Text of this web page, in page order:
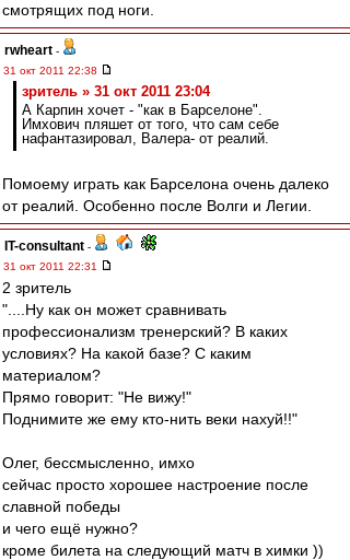
смотрящих под ноги.
rwheart -
31 окт 2011 22:38
зpитель » 31 окт 2011 23:04
А Карпин хочет - "как в Барселоне".
Имхович пляшет от того, что сам себе
нафантазировал, Валера- от реалий.
Помоему играть как Барселона очень далеко
от реалий. Особенно после Волги и Легии.
IT-consultant -
31 окт 2011 22:31
2 зpитель
"....Ну как он может сравнивать
профессионализм тренерский? В каких
условиях? На какой базе? С каким
материалом?
Прямо говорит: "Не вижу!"
Поднимите же ему кто-нить веки нахуй!!"
Олег, бессмысленно, имхо
сейчас просто хорошее настроение после
славной победы
и чего ещё нужно?
кроме билета на следующий матч в химки ))